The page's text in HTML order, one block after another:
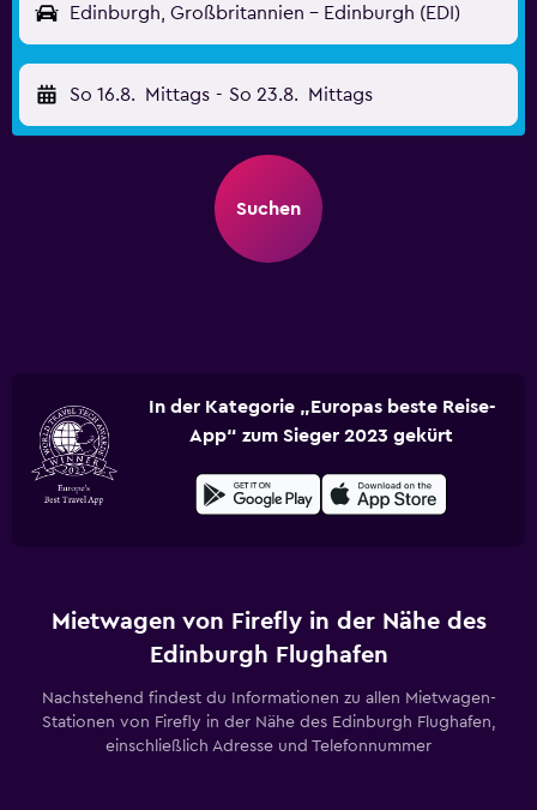
Edinburgh, Großbritannien - Edinburgh (EDI)
So 16.8. Mittags - So 23.8. Mittags
Suchen
In der Kategorie „Europas beste Reise-
App“ zum Sieger 2023 gekürt
Mietwagen von Firefly in der Nähe des
Edinburgh Flughafen
Nachstehend findest du Informationen zu allen Mietwagen-
Stationen von Firefly in der Nähe des Edinburgh Flughafen,
einschließlich Adresse und Telefonnummer